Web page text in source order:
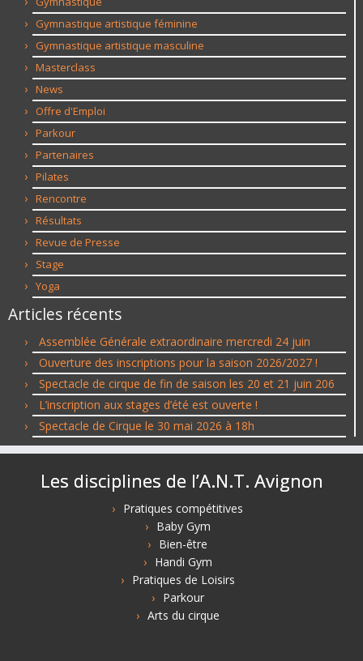
Gymnastique artistique féminine
Gymnastique artistique masculine
Masterclass
News
Offre d'Emploi
Parkour
Partenaires
Pilates
Rencontre
Résultats
Revue de Presse
Stage
Yoga
Articles récents
Assemblée Générale extraordinaire mercredi 24 juin
Ouverture des inscriptions pour la saison 2026/2027 !
Spectacle de cirque de fin de saison les 20 et 21 juin 206
L’inscription aux stages d’été est ouverte !
Spectacle de Cirque le 30 mai 2026 à 18h
Les disciplines de l’A.N.T. Avignon
Pratiques compétitives
Baby Gym
Bien-être
Handi Gym
Pratiques de Loisirs
Parkour
Arts du cirque